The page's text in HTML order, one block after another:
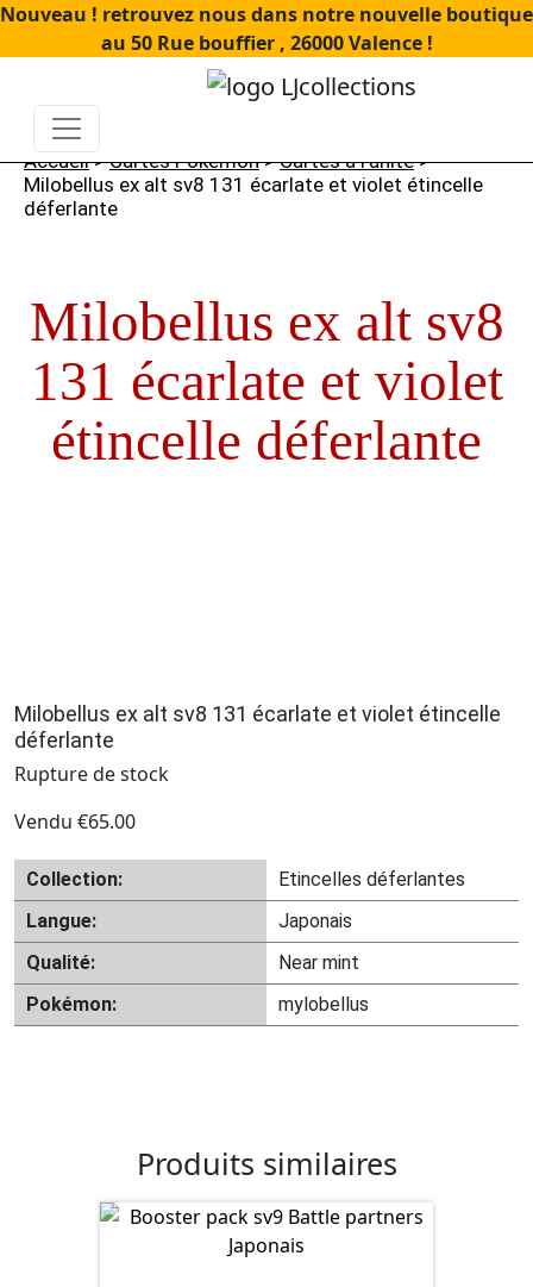
Nouveau ! retrouvez nous dans notre nouvelle boutique
au 50 Rue bouffier , 26000 Valence !
Accueil>Cartes Pokémon>Cartes à l'unité>
Milobellus ex alt sv8 131 écarlate et violet étincelle
déferlante
Milobellus ex alt sv8
131 écarlate et violet
étincelle déferlante
Milobellus ex alt sv8 131 écarlate et violet étincelle
déferlante
Rupture de stock
Vendu €65.00
Collection:
Etincelles déferlantes
Langue:
Japonais
Qualité:
Near mint
Pokémon:
mylobellus
Produits similaires